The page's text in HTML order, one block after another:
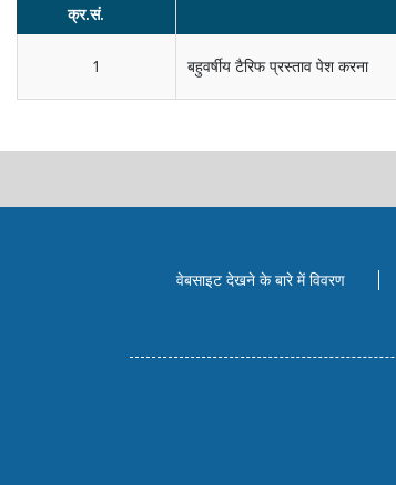
क्र.सं.
1 बहुवर्षीय टैरिफ प्रस्‍ताव पेश करना
वेबसाइट देखने के बारे में विवरण